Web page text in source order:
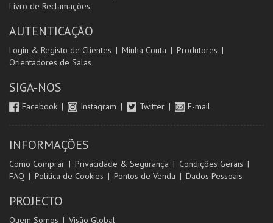
Livro de Reclamações
AUTENTICAÇÃO
Login & Registo de Clientes Minha Conta
Produtores
Orientadores de Salas
SIGA-NOS
Facebook Instagram Twitter E-mail
INFORMAÇÕES
Como Comprar Privacidade & Segurança
Condições Gerais
FAQ
Política de Cookies Pontos de Venda Dados Pessoais
PROJECTO
Quem Somos Visão Global